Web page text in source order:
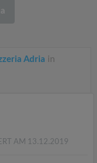
Adria in
AM 13.12.2019